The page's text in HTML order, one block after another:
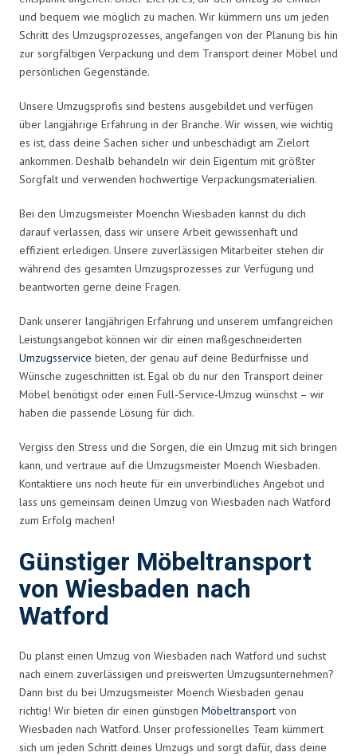
und bequem wie möglich zu machen. Wir kümmern uns um jeden
Schritt des Umzugsprozesses, angefangen von der Planung bis hin
zur sorgfältigen Verpackung und dem Transport deiner Möbel und
persönlichen Gegenstände.
Unsere Umzugsprofis sind bestens ausgebildet und verfügen
über langjährige Erfahrung in der Branche. Wir wissen, wie wichtig
es ist, dass deine Sachen sicher und unbeschädigt am Zielort
ankommen. Deshalb behandeln wir dein Eigentum mit größter
Sorgfalt und verwenden hochwertige Verpackungsmaterialien.
Bei den Umzugsmeister Moenchn Wiesbaden kannst du dich
darauf verlassen, dass wir unsere Arbeit gewissenhaft und
effizient erledigen. Unsere zuverlässigen Mitarbeiter stehen dir
während des gesamten Umzugsprozesses zur Verfügung und
beantworten gerne deine Fragen.
Dank unserer langjährigen Erfahrung und unserem umfangreichen
Leistungsangebot können wir dir einen maßgeschneiderten
Umzugsservice bieten, der genau auf deine Bedürfnisse und
Wünsche zugeschnitten ist. Egal ob du nur den Transport deiner
Möbel benötigst oder einen Full-Service-Umzug wünschst – wir
haben die passende Lösung für dich.
Vergiss den Stress und die Sorgen, die ein Umzug mit sich bringen
kann, und vertraue auf die Umzugsmeister Moench Wiesbaden.
Kontaktiere uns noch heute für ein unverbindliches Angebot und
lass uns gemeinsam deinen Umzug von Wiesbaden nach Watford
zum Erfolg machen!
Günstiger Möbeltransport
von Wiesbaden nach
Watford
Du planst einen Umzug von Wiesbaden nach Watford und suchst
nach einem zuverlässigen und preiswerten Umzugsunternehmen?
Dann bist du bei Umzugsmeister Moench Wiesbaden genau
richtig! Wir bieten dir einen günstigen Möbeltransport von
Wiesbaden nach Watford. Unser professionelles Team kümmert
sich um jeden Schritt deines Umzugs und sorgt dafür, dass deine